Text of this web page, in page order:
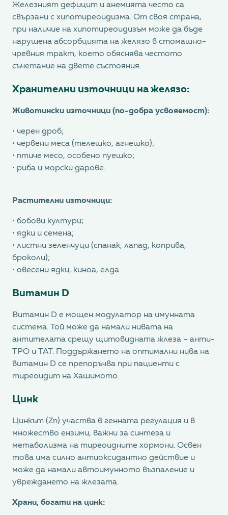
Железният дефицит и анемията често са
свързани с хипотиреоидизма. От своя страна,
при наличие на хипотиреоидизъм може да бъде
нарушена абсорбцията на желязо в стомашно-
чревния тракт, което обяснява честото
съчетание на двете състояния.
Хранителни източници на желязо:
Животински източници (по-добра усвояемост):
• черен дроб;
• червени меса (телешко, агнешко);
• птиче месо, особено пуешко;
• риба и морски дарове.
Растителни източници:
• бобови култури;
• ядки и семена;
• листни зеленчуци (спанак, лапад, коприва,
броколи);
• овесени ядки, киноа, елда.
Витамин D
Витамин D е мощен модулатор на имунната
система. Той може да намали нивата на
антителата срещу щитовидната жлеза – анти-
TPO и ТАТ. Поддържането на оптимални нива на
витамин D се препоръчва при пациенти с
тиреоидит на Хашимото.
Цинк
Цинкът (Zn) участва в генната регулация и в
множество ензими, важни за синтеза и
метаболизма на тиреоидните хормони. Освен
това има силно антиоксидантно действие и
може да намали автоимунното възпаление и
увреждането на жлезата.
Храни, богати на цинк: